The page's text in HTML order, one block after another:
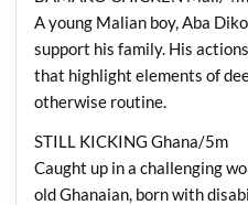
A young Malian boy, Aba
support his family. His
that highlight elements of
otherwise routine.
STILL KICKING Ghana/5m
Caught up in a challenging
old Ghanaian, born with